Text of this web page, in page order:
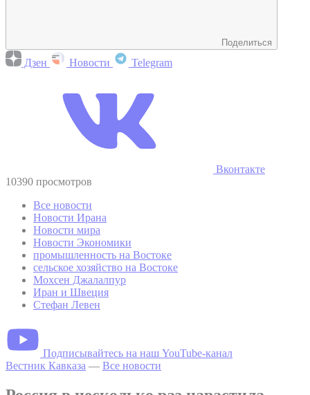
Поделиться
Дзен Новости Telegram
Вконтакте
10390 просмотров
Все новости
Новости Ирана
Новости мира
Новости Экономики
промышленность на Востоке
сельское хозяйство на Востоке
Мохсен Джалалпур
Иран и Швеция
Стефан Левен
Подписывайтесь на наш YouTube-канал
Вестник Кавказа — Все новости